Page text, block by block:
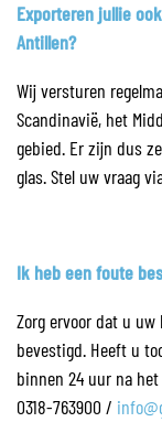
Exporteren jullie
Antillen?
Wij versturen
Scandinavië, het
gebied. Er zijn dus
glas. Stel uw vraag
Ik heb een foute
Zorg ervoor dat u
bevestigd. Heeft u
binnen 24 uur na
0318-763900 /